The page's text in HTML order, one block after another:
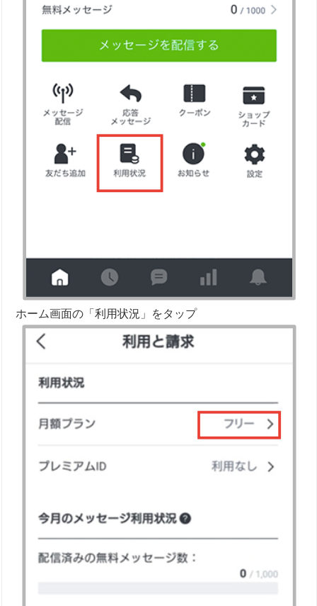
ホーム画面の「利用状況」をタップ